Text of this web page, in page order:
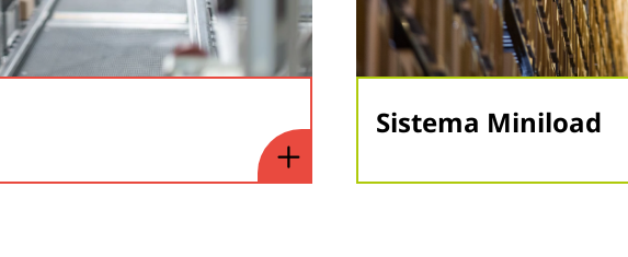
Sistema Miniload